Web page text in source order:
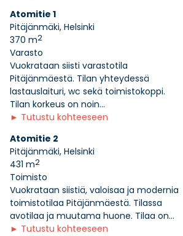
Atomitie 1
Pitäjänmäki, Helsinki
370 m2
Varasto
Vuokrataan siisti varastotila
Pitäjänmäestä. Tilan yhteydessä
lastauslaituri, wc sekä toimistokoppi.
Tilan korkeus on noin...
► Tutustu kohteeseen
Atomitie 2
Pitäjänmäki, Helsinki
431 m2
Toimisto
Vuokrataan siistiä, valoisaa ja modernia
toimistotilaa Pitäjänmäestä. Tilassa
avotilaa ja muutama huone. Tilaa on...
► Tutustu kohteeseen